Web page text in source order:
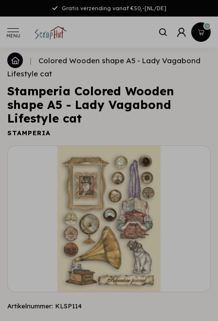
Gratis verzending vanaf €50,-[NL/DE]
MENU
0
|
Colored Wooden shape A5 - Lady Vagabond
Lifestyle cat
Stamperia Colored Wooden
shape A5 - Lady Vagabond
Lifestyle cat
STAMPERIA
Artikelnummer: KLSP114